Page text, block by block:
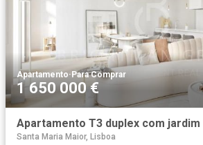
Apartamento· Para Comprar
1 650 000 €
Santa Maria Maior, Lisboa